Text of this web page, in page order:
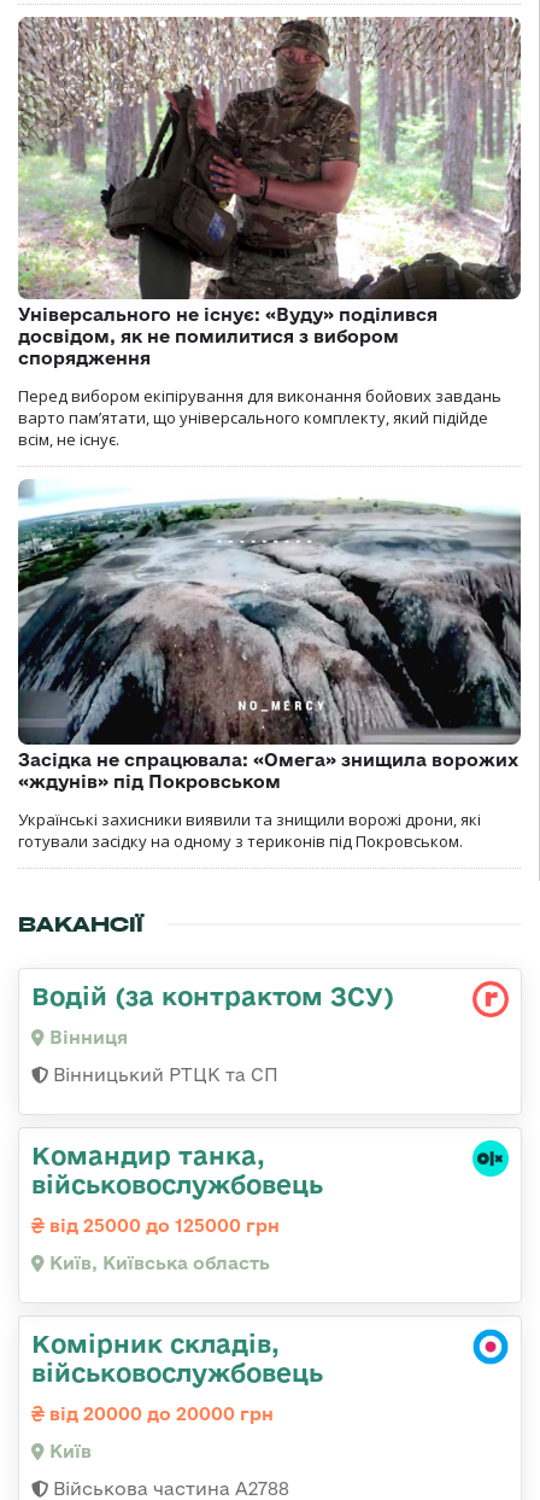
Універсального не існує: «Вуду» поділився
досвідом, як не помилитися з вибором
спорядження
Перед вибором екіпірування для виконання бойових завдань
варто пам’ятати, що універсального комплекту, який підійде
всім, не існує.
Засідка не спрацювала: «Омега» знищила ворожих
«ждунів» під Покровськом
Українські захисники виявили та знищили ворожі дрони, які
готували засідку на одному з териконів під Покровськом.
ВАКАНСІЇ
Водій (за контрактом ЗСУ)
Вінниця
Вінницький РТЦК та СП
Командир танка,
військовослужбовець
від 25000 до 125000 грн
Київ, Київська область
Комірник складів,
військовослужбовець
від 20000 до 20000 грн
Київ
Військова частина А2788